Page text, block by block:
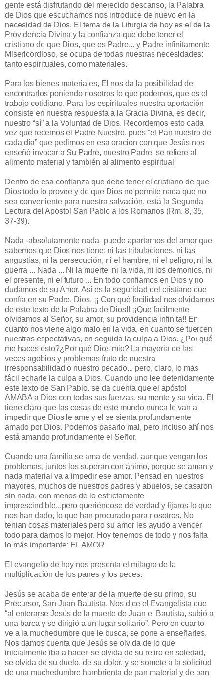
gente está disfrutando del merecido descanso, la Palabra
de Dios que escuchamos nos introduce de nuevo en la
necesidad de Dios. El tema de la Liturgia de hoy es el de la
Providencia Divina y la confianza que debe tener el
cristiano de que Dios, que es Padre... y Padre infinitamente
Misericordioso, se ocupa de todas nuestras necesidades:
tanto espirituales, como materiales.
Para los bienes materiales, El nos da la posibilidad de
encontrarlos poniendo nosotros lo que podemos, que es el
trabajo cotidiano. Para los espirituales nuestra aportación
consiste en nuestra respuesta a la Gracia Divina, es decir,
nuestro “sí” a la Voluntad de Dios. Recordemos esto cada
vez que recemos el Padre Nuestro, pues “el Pan nuestro de
cada día” que pedimos en esa oración con que Jesús nos
enseñó invocar a Su Padre, nuestro Padre, se refiere al
alimento material y también al alimento espiritual.
Dentro de esa confianza que debe tener el cristiano de que
Dios todo lo provee y de que Dios no permite nada que no
sea conveniente para nuestra salvación, está la Segunda
Lectura del Apóstol San Pablo a los Romanos (Rm. 8, 35,
37-39).
Nada -absolutamente nada- puede apartarnos del amor que
sabemos que Dios nos tiene: ni las tribulaciones, ni las
angustias, ni la persecución, ni el hambre, ni el peligro, ni la
guerra ... Nada ... Ni la muerte, ni la vida, ni los demonios, ni
el presente, ni el futuro ... En todo confiamos en Dios y no
dudamos de su Amor. Así es la seguridad del cristiano que
confía en su Padre, Dios. ¡¡ Con qué facilidad nos olvidamos
de este texto de la Palabra de Dios!! ¡¡Que facilmente
olvidamos al Señor, su amor, su providencia infinita!! En
cuanto nos viene algo malo en la vida, en cuanto se tuercen
nuestras espectativas, en seguida la culpa a Dios. ¿Por qué
me haces esto?¿Por qué Dios mio? La mayoria de las
veces agobios y problemas fruto de nuestra
irresponsabilidad o nuestro pecado... pero, claro, lo más
fácil echarle la culpa a Dios. Cuando uno lee detenidamente
este texto de San Pablo, se da cuenta que el apóstol
AMABA a Dios con todas sus fuerzas, su mente y su vida. Él
tiene claro que las cosas de este mundo nunca le van a
impedir que Dios le ame y el se sienta profundamente
amado por Dios. Podemos pasarlo mal, pero incluso ahí nos
está amando profundamente el Señor.
Cuando una familia se ama de verdad, aunque vengan los
problemas, juntos los superan con ánimo, porque se aman y
nada material va a impedir ese amor. Pensad en nuestros
mayores, muchos de nuestros padres y abuelos, se casaron
sin nada, con menos de lo estrictamente
imprescindible...pero queriéndose de verdad y fijaros lo que
nos han dado, lo que han procurado para nosotros. No
tenian cosas materiales pero su amor les ayudo a vencer
todo para darnos lo mejor. Hoy tenemos de todo y nos falta
lo más importante: EL AMOR.
El evangelio de hoy nos presenta el milagro de la
multiplicación de los panes y los peces:
Jesús se acaba de enterar de la muerte de su primo, su
Precursor, San Juan Bautista. Nos dice el Evangelista que
“al enterarse Jesús de la muerte de Juan el Bautista, subió a
una barca y se dirigió a un lugar solitario”. Pero en cuanto
ve a la muchedumbre que le busca, se pone a enseñarles.
Nos damos cuenta que Jesús se olvida de lo que
inicialmente iba a hacer, se olvida de su retiro en soledad,
se olvida de su duelo, de su dolor, y se somete a la solicitud
de una muchedumbre hambrienta de pan material y de pan